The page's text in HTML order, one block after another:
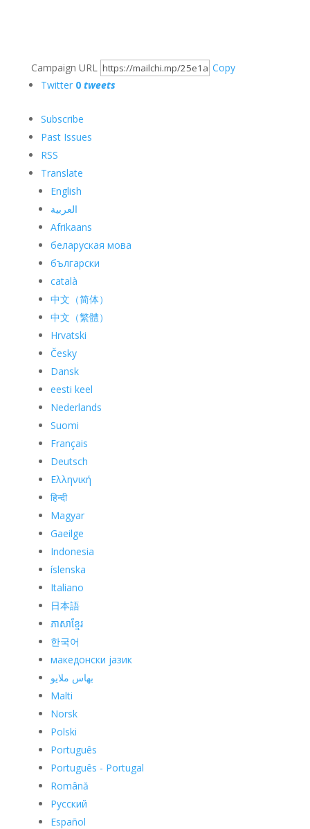
Campaign URL
Copy
Twitter 0 tweets
Subscribe
Past Issues
RSS
Translate
English
العربية
Afrikaans
беларуская мова
български
català
中文（简体）
中文（繁體）
Hrvatski
Česky
Dansk
eesti keel
Nederlands
Suomi
Français
Deutsch
Ελληνική
हिन्दी
Magyar
Gaeilge
Indonesia
íslenska
Italiano
日本語
ភាសាខ្មែរ
한국어
македонски јазик
بهاس ملايو
Malti
Norsk
Polski
Português
Português - Portugal
Română
Русский
Español